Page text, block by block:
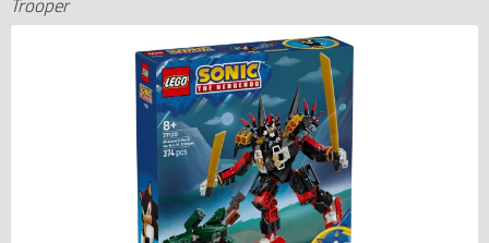
EXPOSITIONS LEGO
LEGO LES PLUS CHERS
DERNIERS LEGO AJOUTÉS